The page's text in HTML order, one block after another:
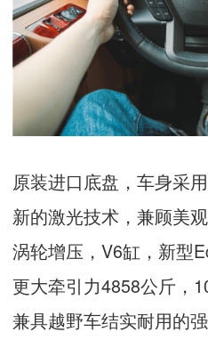
原装进口底盘，车身采
新的激光技术，兼顾美
涡轮增压， V6缸，新型
更大牵引力4858公斤，
兼具越野车结实耐用的